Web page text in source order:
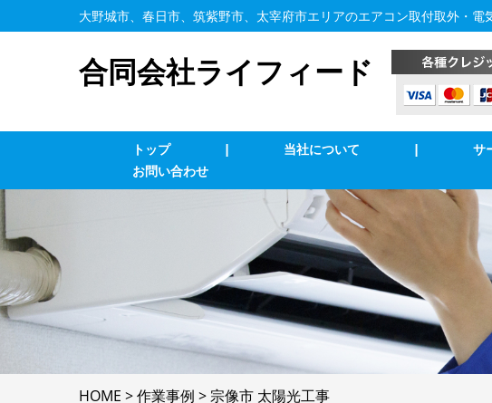
大野城市、春日市、筑紫野市、太宰府市エリアのエアコン取付取外・電
合同会社ライフィード
トップ | 当社について | サ
業務用エアコン交換・取付・修理 エアコン修理・取
コンセント修理・
単相３線式切替工事
換気扇等修理・取付
家庭用EV充電工事
お問い合わせ
HOME >作業事例 >宗像市 太陽光工事